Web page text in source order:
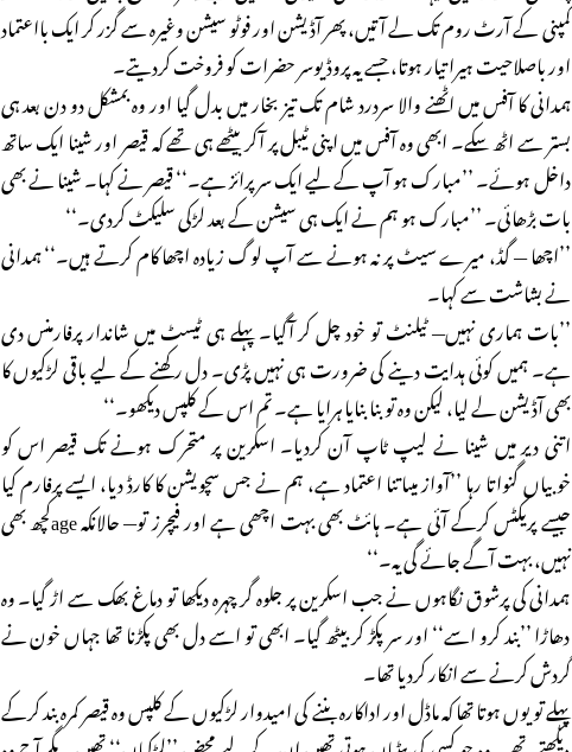
کمپنی کے آرٹ روم تک لے آتیں، پھر آڈیشن اور فوٹو سیشن وغیرہ سے گزر کر ایک بااعتماد
اور باصلاحیت ہیرا تیار ہوتا، جسے یہ پروڈیوسر حضرات کو فروخت کردیتے۔
ہمدانی کا آفس میں اٹھنے والا سردرد شام تک تیز بخار میں بدل گیا اور وہ بمشکل دو دن بعد ہی
بستر سے اٹھ سکے۔ ابھی وہ آفس میں اپنی ٹیبل پر آکر بیٹھے ہی تھے کہ قیصر اور شینا ایک ساتھ
داخل ہوئے۔ ’’مبارک ہو آپ کے لیے ایک سرپرائز ہے۔‘‘ قیصر نے کہا۔ شینا نے بھی
بات بڑھائی۔ ’’مبارک ہو ہم نے ایک ہی سیشن کے بعد لڑکی سلیکٹ کردی۔‘‘
’’اچھا — گڈ، میرے سیٹ پر نہ ہونے سے آپ لوگ زیادہ اچھا کام کرتے ہیں۔‘‘ ہمدانی
نے بشاشت سے کہا۔
’’بات ہماری نہیں— ٹیلنٹ تو خود چل کر آگیا۔ پہلے ہی ٹیسٹ میں شاندار پرفارمنس دی
ہے۔ ہمیں کوئی ہدایت دینے کی ضرورت ہی نہیں پڑی۔ دل رکھنے کے لیے باقی لڑکیوں کا
بھی آڈیشن لے لیا، لیکن وہ تو بنا بنایا ہرایا ہے۔ تم اس کے کلپس دیکھو۔‘‘
اتنی دیر میں شینا نے لیپ ٹاپ آن کردیا۔ اسکرین پر متحرک ہونے تک قیصر اس کو
خوبیاں گنواتا رہا ’’آواز میںاتنا اعتماد ہے، ہم نے جس سچویشن کا کارڈ دیا، ایسے پرفارم کیا
جیسے پریکٹس کرکے آئی ہے۔ ہائٹ بھی بہت اچھی ہے اور فیچرز تو— حالانکہ ageکچھ بھی
نہیں، بہت آگے جائے گی یہ۔‘‘
ہمدانی کی پرشوق نگاہوں نے جب اسکرین پر جلوہ گر چہرہ دیکھا تو دماغ بھک سے اڑ گیا۔ وہ
دھاڑا ’’بند کرو اسے‘‘ اور سر پکڑ کر بیٹھ گیا۔ ابھی تو اسے دل بھی پکڑنا تھا جہاں خون نے
گردش کرنے سے انکار کردیا تھا۔
پہلے تو یوں ہوتا تھا کہ ماڈل اور اداکارہ بننے کی امیدوار لڑکیوں کے کلپس وہ قیصر کمرہ بند کرکے